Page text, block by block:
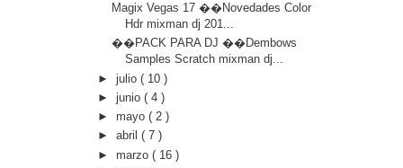
Magix Vegas 17 ��Novedades Color
Hdr mixman dj 201...
��PACK PARA DJ ��Dembows
Samples Scratch mixman dj...
► julio ( 10 )
► junio ( 4 )
► mayo ( 2 )
► abril ( 7 )
► marzo ( 16 )